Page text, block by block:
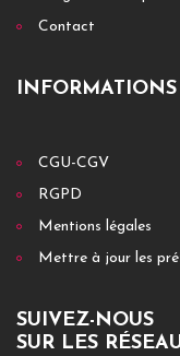
Contact
INFORMATIONS
CGU-CGV
RGPD
Mentions légales
Mettre à jour les
SUIVEZ-NOUS
SUR LES